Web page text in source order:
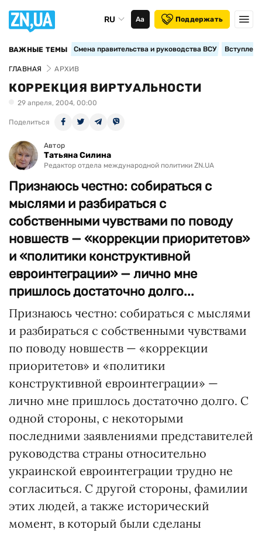
RU Аа Поддержать
ВАЖНЫЕ ТЕМЫ Смена правительства и руководства ВСУ
ГЛАВНАЯ АРХИВ
КОРРЕКЦИЯ ВИРТУАЛЬНОСТИ
29 апреля, 2004, 00:00
Поделиться
Автор
Татьяна Силина
Редактор отдела международной политики ZN.UA
Признаюсь честно: собираться с
мыслями и разбираться с
собственными чувствами по поводу
новшеств — «коррекции приоритетов»
и «политики конструктивной
евроинтеграции» — лично мне
пришлось достаточно долго...
Признаюсь честно: собираться с мыслями
и разбираться с собственными чувствами
по поводу новшеств — «коррекции
приоритетов» и «политики
конструктивной евроинтеграции» —
лично мне пришлось достаточно долго. С
одной стороны, с некоторыми
последними заявлениями представителей
руководства страны относительно
украинской евроинтеграции трудно не
согласиться. С другой стороны, фамилии
этих людей, а также исторический
момент, в который были сделаны